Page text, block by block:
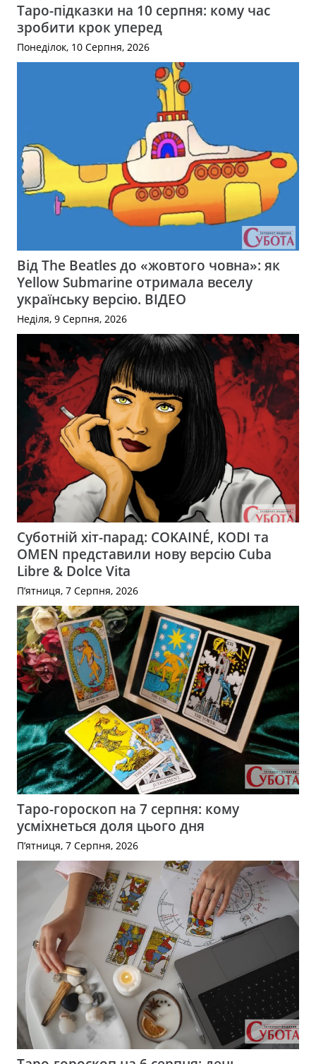
Таро-підказки на 10 серпня: кому час
зробити крок уперед
Понеділок, 10 Серпня, 2026
Від The Beatles до «жовтого човна»: як
Yellow Submarine отримала веселу
українську версію. ВІДЕО
Неділя, 9 Серпня, 2026
Суботній хіт-парад: COKAINÉ, KODI та
OMEN представили нову версію Cuba
Libre & Dolce Vita
П’ятниця, 7 Серпня, 2026
Таро-гороскоп на 7 серпня: кому
усміхнеться доля цього дня
П’ятниця, 7 Серпня, 2026